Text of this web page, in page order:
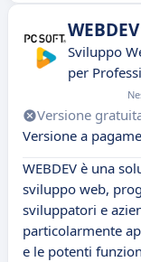
WEBDEV
Sviluppo
per
Versione
Versione a
WEBDEV è una
sviluppo web,
sviluppatori e
particolarmente
e le potenti